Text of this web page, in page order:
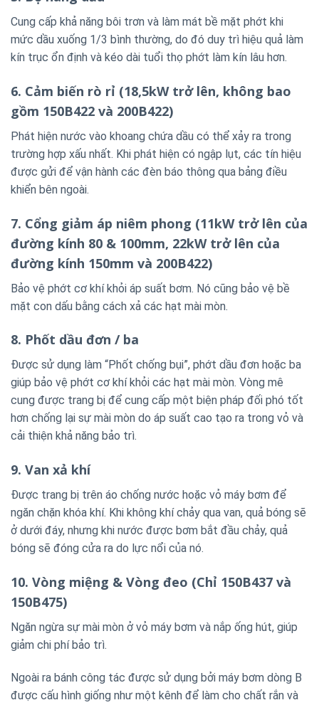
Cung cấp khả năng bôi trơn và làm mát bề mặt phớt khi
mức dầu xuống 1/3 bình thường, do đó duy trì hiệu quả làm
kín trục ổn định và kéo dài tuổi thọ phớt làm kín lâu hơn.
6. Cảm biến rò rỉ (18,5kW trở lên, không bao
gồm 150B422 và 200B422)
Phát hiện nước vào khoang chứa dầu có thể xảy ra trong
trường hợp xấu nhất. Khi phát hiện có ngập lụt, các tín hiệu
được gửi để vận hành các đèn báo thông qua bảng điều
khiển bên ngoài.
7. Cổng giảm áp niêm phong (11kW trở lên của
đường kính 80 & 100mm, 22kW trở lên của
đường kính 150mm và 200B422)
Bảo vệ phớt cơ khí khỏi áp suất bơm. Nó cũng bảo vệ bề
mặt con dấu bằng cách xả các hạt mài mòn.
8. Phốt dầu đơn / ba
Được sử dụng làm “Phốt chống bụi”, phớt dầu đơn hoặc ba
giúp bảo vệ phớt cơ khí khỏi các hạt mài mòn. Vòng mê
cung được trang bị để cung cấp một biện pháp đối phó tốt
hơn chống lại sự mài mòn do áp suất cao tạo ra trong vỏ và
cải thiện khả năng bảo trì.
9. Van xả khí
Được trang bị trên áo chống nước hoặc vỏ máy bơm để
ngăn chặn khóa khí. Khi không khí chảy qua van, quả bóng sẽ
ở dưới đáy, nhưng khi nước được bơm bắt đầu chảy, quả
bóng sẽ đóng cửa ra do lực nổi của nó.
10. Vòng miệng & Vòng đeo (Chỉ 150B437 và
150B475)
Ngăn ngừa sự mài mòn ở vỏ máy bơm và nắp ống hút, giúp
giảm chi phí bảo trì.
Ngoài ra bánh công tác được sử dụng bởi máy bơm dòng B
được cấu hình giống như một kênh để làm cho chất rắn và